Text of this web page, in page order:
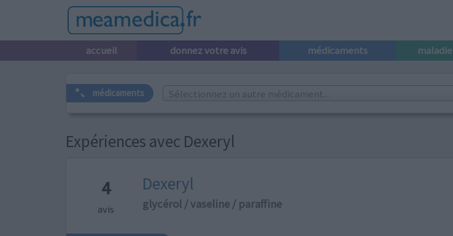
accueil donnez votre avis médicaments maladie
médicaments Sélectionnez un autre médicament...
Expériences avec Dexeryl
4
avis
Dexeryl
glycérol / vaseline / paraffine